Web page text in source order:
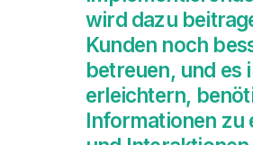
wird dazu
Kunden noch
betreuen, und es
erleichtern,
Informationen zu